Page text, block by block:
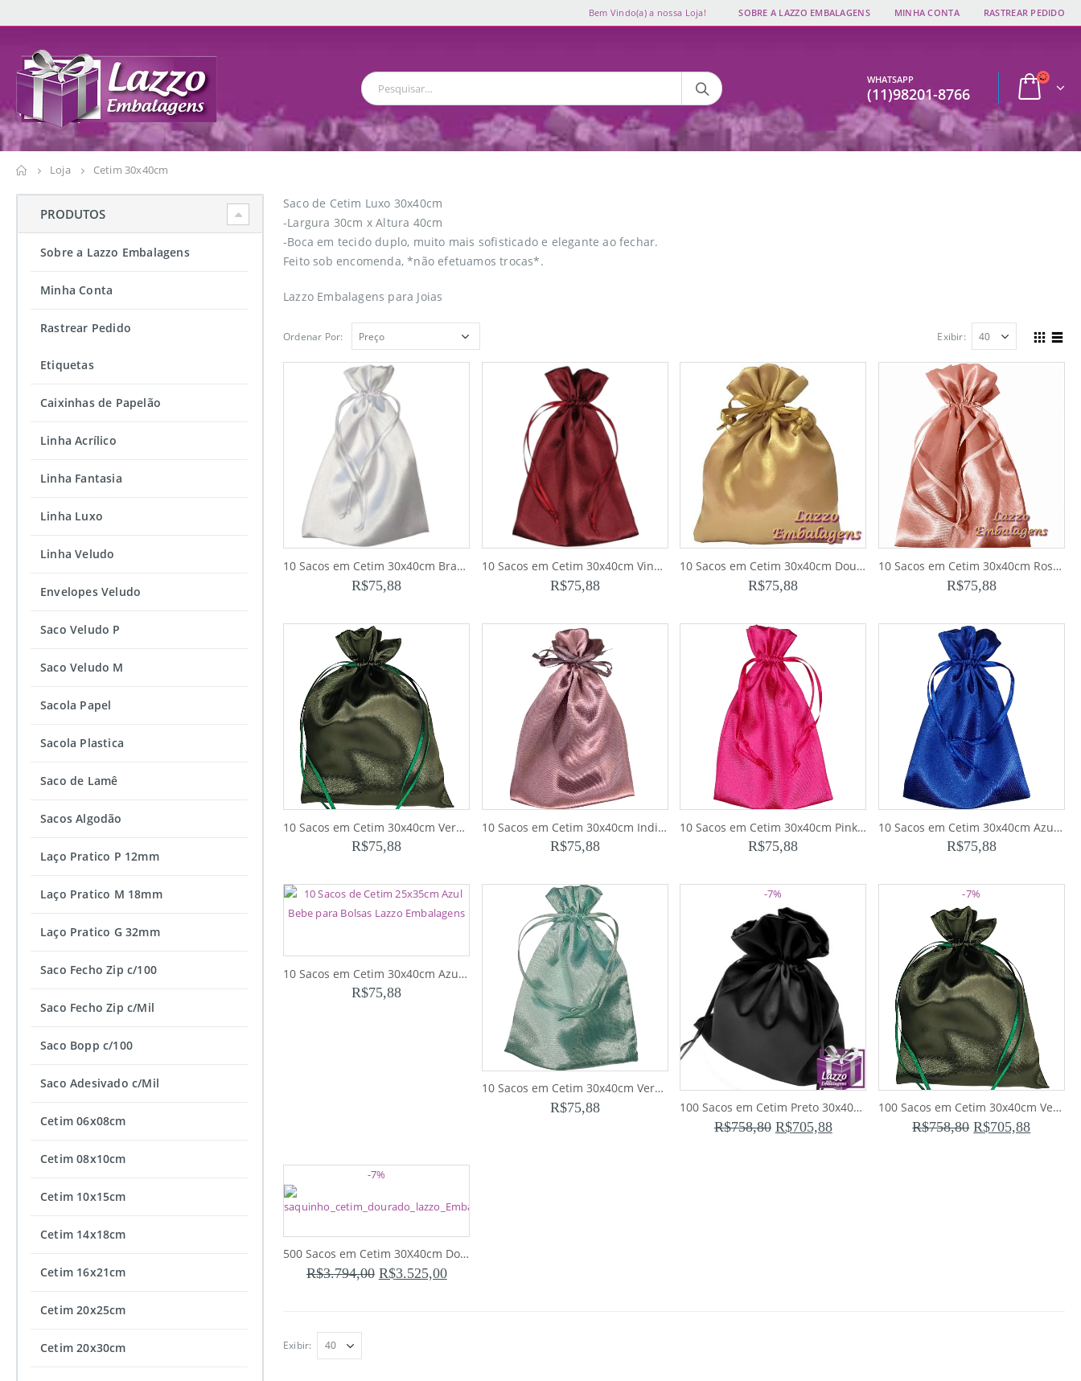
Bem Vindo(a) a nossa Loja! SOBRE A LAZZO EMBALAGENS MINHA CONTA RASTREAR PEDIDO
WHATSAPP
(11)98201-8766
Loja Cetim 30x40cm
Saco de Cetim Luxo 30x40cm
-Largura 30cm x Altura 40cm
-Boca em tecido duplo, muito mais sofisticado e elegante ao fechar.
Feito sob encomenda, *não efetuamos trocas*.
Lazzo Embalagens para Joias
Ordenar Por: Exibir:
10 Sacos em Cetim 30x40cm Branco para Bolsas e Sapatos
R$75,88
10 Sacos em Cetim 30x40cm Vinho para Bolsas e Sapatos
R$75,88
10 Sacos em Cetim 30x40cm Dourado para Bolsas e Sapatos
R$75,88
10 Sacos em Cetim 30x40cm Rose Gold – até 2 semanas para produção
R$75,88
10 Sacos em Cetim 30x40cm Verde Musgo para Bolsas e Sapatos
R$75,88
10 Sacos em Cetim 30x40cm Indian Rose para Bolsas e Sapatos
R$75,88
10 Sacos em Cetim 30x40cm Pink para Bolsas e Sapatos
R$75,88
10 Sacos em Cetim 30x40cm Azul Royal para Bolsas e Sapatos
R$75,88
10 Sacos em Cetim 30x40cm Azul Claro para Bolsas e Sapatos
R$75,88
10 Sacos em Cetim 30x40cm Verde Claro para Bolsas e Sapatos
R$75,88
-7%
100 Sacos em Cetim Preto 30x40cm para Bolsas e Sapatos – 2 semanas para produção
R$758,80 R$705,88
-7%
100 Sacos em Cetim 30x40cm Verde Musgo para Bolsas e Sapatos
R$758,80 R$705,88
-7%
500 Sacos em Cetim 30X40cm Dourado (2 semanas para produção)
R$3.794,00 R$3.525,00
Exibir:
PRODUTOS
Sobre a Lazzo Embalagens
Minha Conta
Rastrear Pedido
Etiquetas
Caixinhas de Papelão
Linha Acrílico
Linha Fantasia
Linha Luxo
Linha Veludo
Envelopes Veludo
Saco Veludo P
Saco Veludo M
Sacola Papel
Sacola Plastica
Saco de Lamê
Sacos Algodão
Laço Pratico P 12mm
Laço Pratico M 18mm
Laço Pratico G 32mm
Saco Fecho Zip c/100
Saco Fecho Zip c/Mil
Saco Bopp c/100
Saco Adesivado c/Mil
Cetim 06x08cm
Cetim 08x10cm
Cetim 10x15cm
Cetim 14x18cm
Cetim 16x21cm
Cetim 20x25cm
Cetim 20x30cm